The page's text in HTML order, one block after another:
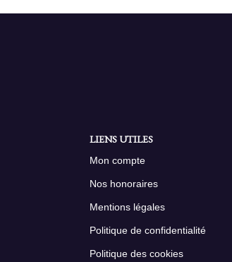
LIENS UTILES
Mon compte
Nos honoraires
Mentions légales
Politique de confidentialité
Politique des cookies